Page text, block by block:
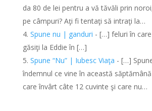
da 80 de lei pentru a vă tăvăli prin
pe câmpuri? Aţi fi tentaţi să intraţi la…
Spune nu | ganduri - […] feluri în
găsiţi la Eddie în […]
Spune “Nu” | Iubesc Viaţa - […]
îndemnul ce vine în această
care învârt câte 12 cuvinte şi care nu…